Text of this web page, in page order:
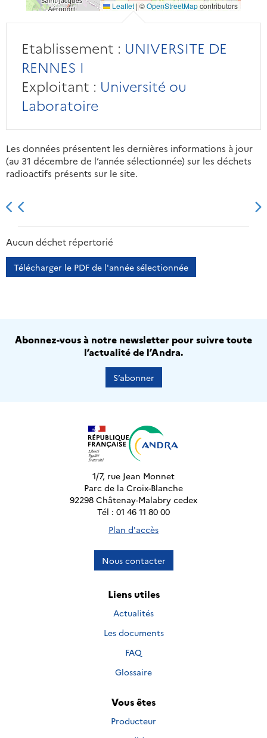
Leaflet | ©OpenStreetMapcontributors
Etablissement : UNIVERSITE DE
RENNES I
Exploitant : Université ou
Laboratoire
Les données présentent les dernières informations à jour
(au 31 décembre de l’année sélectionnée) sur les déchets
radioactifs présents sur le site.
2013 2014
Aucun déchet répertorié
Télécharger le PDF de l'année sélectionnée
Abonnez-vous à notre newsletter pour suivre toute
l’actualité de l’Andra.
S’abonner
1/7, rue Jean Monnet
Parc de la Croix-Blanche
92298 Châtenay-Malabry cedex
Tél : 01 46 11 80 00
Plan d'accès
Nous contacter
Liens utiles
Actualités
Les documents
FAQ
Glossaire
Vous êtes
Producteur